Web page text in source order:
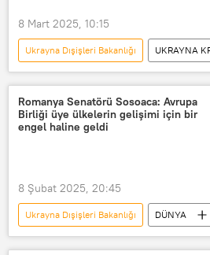
8 Mart 2025, 10:15
Ukrayna Dışişleri Bakanlığı
UKRAYNA
ABD
ABD Dışişleri Bakanlığı
Marco Rubio
Ukrayna
Andrey Sibiga
Donald Trump
Romanya Senatörü Sosoaca: Avrupa
Birliği üye ülkelerin gelişimi için bir
engel haline geldi
8 Şubat 2025, 20:45
Ukrayna Dışişleri Bakanlığı
DÜNYA
Diana Sosoaca
Romanya